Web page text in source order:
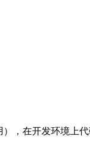
，在开发环境